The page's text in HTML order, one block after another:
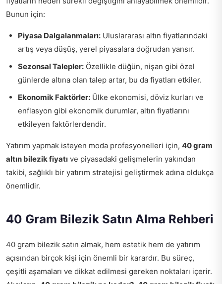
Bunun için:
Piyasa Dalgalanmaları: Uluslararası altın fiyatlarındaki
artış veya düşüş, yerel piyasalara doğrudan yansır.
Sezonsal Talepler: Özellikle düğün, nişan gibi özel
günlerde altına olan talep artar, bu da fiyatları etkiler.
Ekonomik Faktörler: Ülke ekonomisi, döviz kurları ve
enflasyon gibi ekonomik durumlar, altın fiyatlarını
etkileyen faktörlerdendir.
Yatırım yapmak isteyen moda profesyonelleri için, 40 gram
altın bilezik fiyatı ve piyasadaki gelişmelerin yakından
takibi, sağlıklı bir yatırım stratejisi geliştirmek adına oldukça
önemlidir.
40 Gram Bilezik Satın Alma Rehberi
40 gram bilezik satın almak, hem estetik hem de yatırım
açısından birçok kişi için önemli bir karardır. Bu süreç,
çeşitli aşamaları ve dikkat edilmesi gereken noktaları içerir.